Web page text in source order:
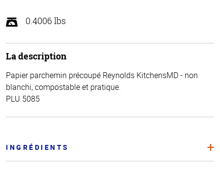
0.4006 lbs
La description
Papier parchemin précoupé Reynolds KitchensMD - non
blanchi, compostable et pratique.
PLU 5085
INGRÉDIENTS